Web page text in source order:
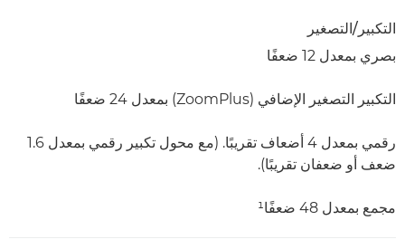
التكبير/التصغير
بصري بمعدل 12 ضعفًا
التكبير التصغير الإضافي (ZoomPlus) بمعدل 24 ضعفًا
رقمي بمعدل 4 أضعاف تقريبًا. (مع محول تكبير رقمي بمعدل 1.6
ضعف أو ضعفان تقريبًا).
مجمع بمعدل 48 ضعفًا¹